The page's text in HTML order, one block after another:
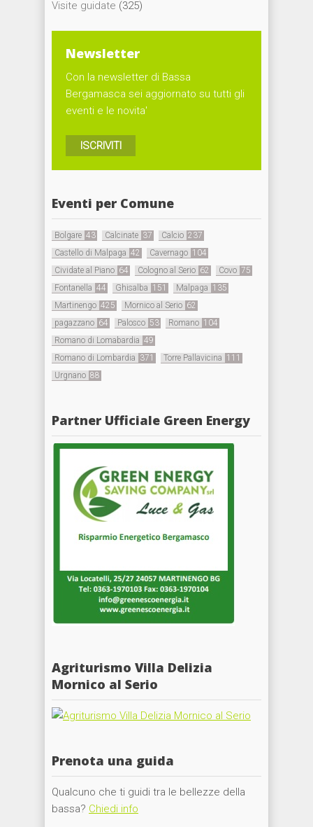
Visite guidate (325)
Newsletter
Con la newsletter di Bassa
Bergamasca sei aggiornato su tutti gli
eventi e le novita'
ISCRIVITI
Eventi per Comune
Bolgare 43 Calcinate 37 Calcio 237
Castello di Malpaga 42 Cavernago 104
Cividate al Piano 64 Cologno al Serio 62 Covo 75
Fontanella 44 Ghisalba 151 Malpaga 135
Martinengo 425 Mornico al Serio 62
pagazzano 64 Palosco 53 Romano 104
Romano di Lomabardia 49
Romano di Lombardia 371 Torre Pallavicina 111
Urgnano 88
Partner Ufficiale Green Energy
Agriturismo Villa Delizia
Mornico al Serio
Prenota una guida
Qualcuno che ti guidi tra le bellezze della
bassa? Chiedi info